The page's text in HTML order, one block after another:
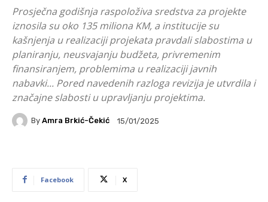
Prosječna godišnja raspoloživa sredstva za projekte
iznosila su oko 135 miliona KM, a institucije su
kašnjenja u realizaciji projekata pravdali slabostima u
planiranju, neusvajanju budžeta, privremenim
finansiranjem, problemima u realizaciji javnih
nabavki... Pored navedenih razloga revizija je utvrdila i
značajne slabosti u upravljanju projektima.
By Amra Brkić-Čekić 15/01/2025
Facebook X